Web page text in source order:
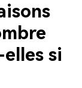
si